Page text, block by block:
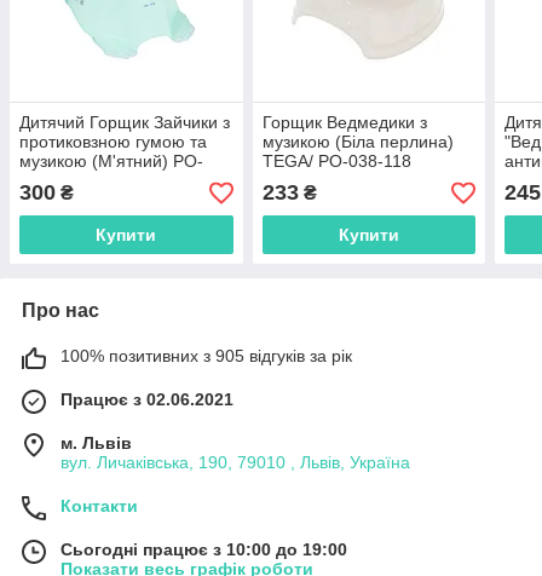
Дитячий Горщик Зайчики з
протиковзною гумою та
музикою (М'ятний) PO-
058-105/ TEGA
300 ₴
Купити
Горщик Ведмедики з
музикою (Біла перлина)
TEGA/ PO-038-118
233₴
Купити
245
Про нас
100% позитивних з 905 відгуків за рік
Працює з 02.06.2021
м. Львів
вул. Личаківська, 190, 79010 , Львів, Україна
Контакти
Сьогодні працює з 10:00 до 19:00
Показати весь графік роботи